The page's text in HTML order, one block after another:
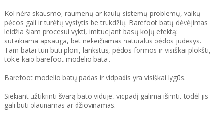
Kol nėra skausmo, raumenų ar kaulų sistemų problemų, vaikų
pėdos gali ir turėtų vystytis be trukdžių. Barefoot batų dėvėjimas
leidžia šiam procesui vykti, imituojant basų kojų efektą:
suteikiama apsauga, bet nekeičiamas natūralus pėdos judesys.
Tam batai turi būti ploni, lankstūs, pėdos formos ir visiškai plokšti,
tokie kaip barefoot modelio batai.
Barefoot modelio batų padas ir vidpadis yra visiškai lygūs.
Siekiant užtikrinti švarą bato viduje, vidpadį galima išimti, todėl jis
gali būti plaunamas ar džiovinamas.